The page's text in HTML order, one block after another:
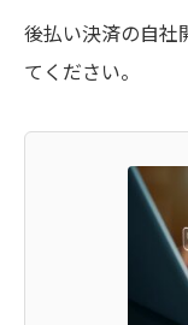
後払い決済の自社
てください。